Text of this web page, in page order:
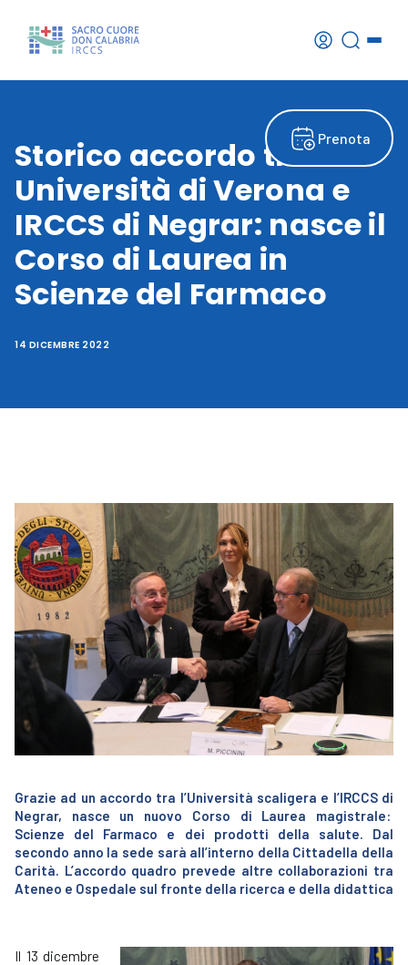
Prenota
Storico accordo tra
Università di Verona e
IRCCS di Negrar: nasce il
Corso di Laurea in
Scienze del Farmaco
14 DICEMBRE 2022
Grazie ad un accordo tra l’Università scaligera e l’IRCCS di
Negrar, nasce un nuovo Corso di Laurea magistrale:
Scienze del Farmaco e dei prodotti della salute. Dal
secondo anno la sede sarà all’interno della Cittadella della
Carità. L’accordo quadro prevede altre collaborazioni tra
Ateneo e Ospedale sul fronte della ricerca e della didattica
Il 13 dicembre